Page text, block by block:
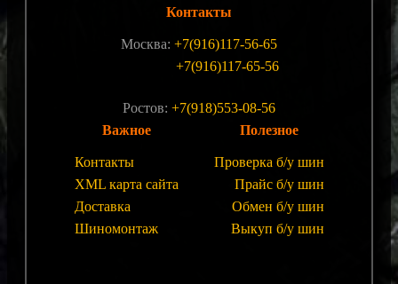
Контакты
Москва: +7(916)117-56-65
+7(916)117-65-56
Ростов: +7(918)553-08-56
Важное
Контакты
XML карта сайта
Доставка
Шиномонтаж
Полезное
Проверка б/у шин
Прайс б/у шин
Обмен б/у шин
Выкуп б/у шин